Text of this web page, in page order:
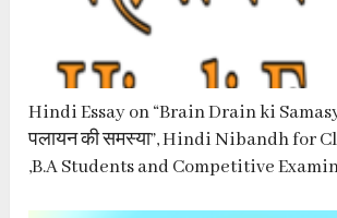
Hindi Essay on “Brain Drain ki
पलायन की समस्या”, Hindi Nibandh for
,B.A Students and Competitive